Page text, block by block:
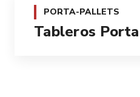
PORTA-PALLETS
Tableros